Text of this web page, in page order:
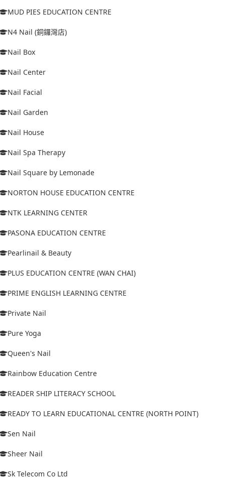
MUD PIES EDUCATION CENTRE
N4 Nail (銅鑼灣店)
Nail Box
Nail Center
Nail Facial
Nail Garden
Nail House
Nail Spa Therapy
Nail Square by Lemonade
NORTON HOUSE EDUCATION CENTRE
NTK LEARNING CENTER
PASONA EDUCATION CENTRE
Pearlinail & Beauty
PLUS EDUCATION CENTRE (WAN CHAI)
PRIME ENGLISH LEARNING CENTRE
Private Nail
Pure Yoga
Queen's Nail
Rainbow Education Centre
READER SHIP LITERACY SCHOOL
READY TO LEARN EDUCATIONAL CENTRE (NORTH POINT)
Sen Nail
Sheer Nail
Sk Telecom Co Ltd